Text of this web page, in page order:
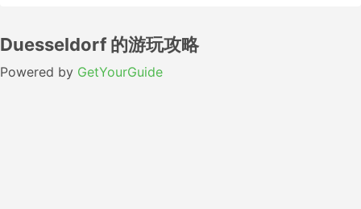
Duesseldorf 的游玩攻略
Powered by GetYourGuide